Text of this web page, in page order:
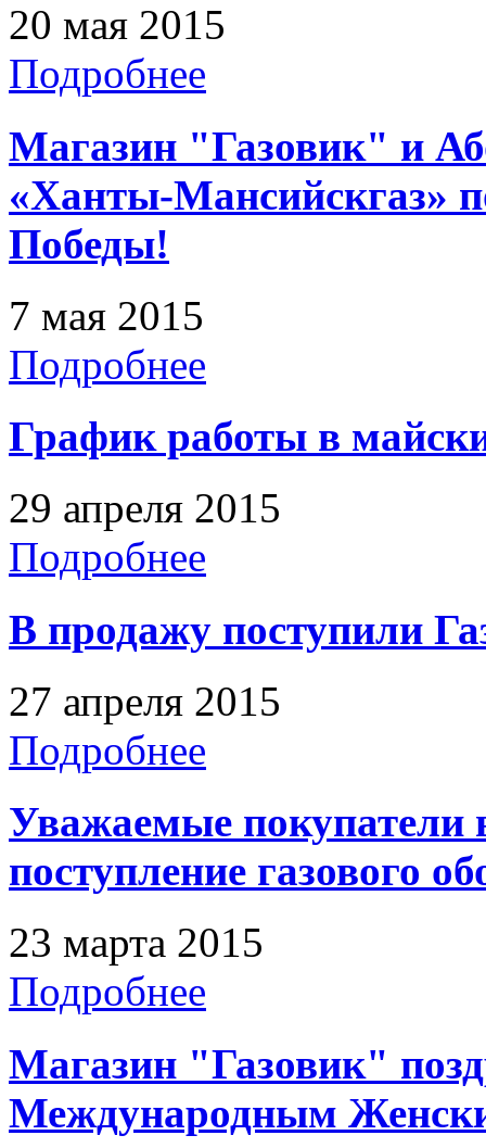
20 мая 2015
Подробнее
Магазин "Газовик" и
«Ханты-Мансийскгаз»
Победы!
7 мая 2015
Подробнее
График работы в
29 апреля 2015
Подробнее
В продажу поступили
27 апреля 2015
Подробнее
Уважаемые покупатели
поступление газового
23 марта 2015
Подробнее
Магазин "Газовик"
Международным